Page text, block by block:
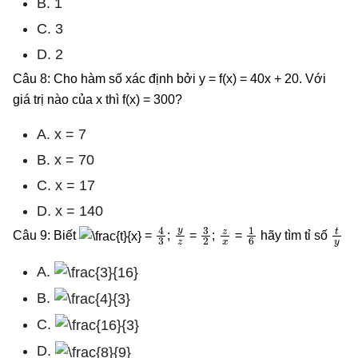
B. 1
C. 3
D. 2
Câu 8: Cho hàm số xác định bởi y = f(x) = 40x + 20. Với
giá trị nào của x thì f(x) = 300?
A. x = 7
B. x = 70
C. x = 17
D. x = 140
Câu 9: Biết =
4
;
yz
=
3
;
zx
=
1 6
hãy tìm tỉ số
ty
A.
B.
C.
D.